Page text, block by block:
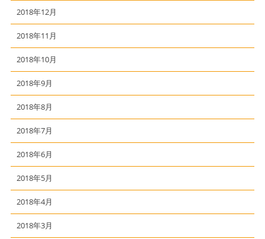
2018年12月
2018年11月
2018年10月
2018年9月
2018年8月
2018年7月
2018年6月
2018年5月
2018年4月
2018年3月